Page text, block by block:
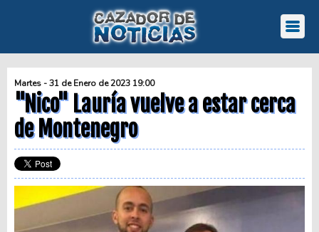
Martes - 31 de Enero de 2023 19:00
"Nico" Lauría vuelve a estar cerca
de Montenegro